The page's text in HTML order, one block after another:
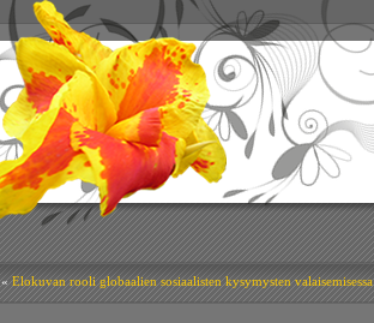
«Elokuvan rooli globaalien sosiaalisten kysymysten valaisemisessa